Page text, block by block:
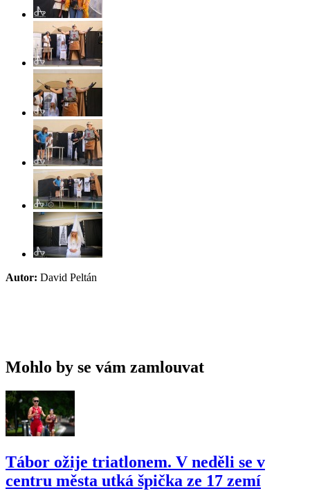
Autor: David Peltán
Mohlo by se vám zamlouvat
Tábor ožije triatlonem. V neděli se v
centru města utká špička ze 17 zemí